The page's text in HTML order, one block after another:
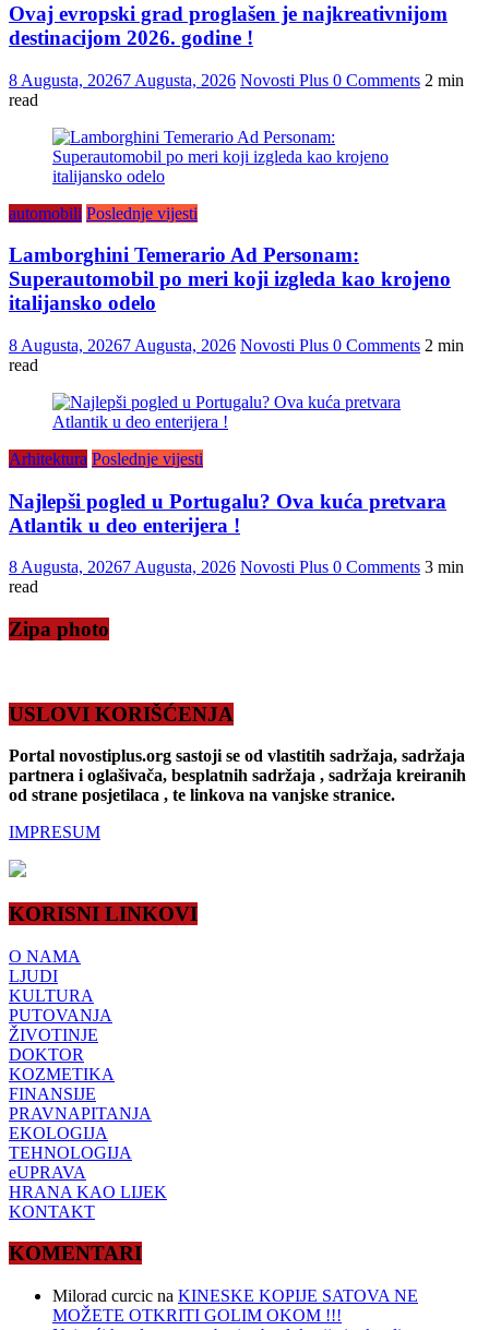
Ovaj evropski grad proglašen je najkreativnijom
destinacijom 2026. godine !
8 Augusta, 20267 Augusta, 2026 Novosti Plus 0 Comments 2 min
read
automobili Poslednje vijesti
Lamborghini Temerario Ad Personam:
Superautomobil po meri koji izgleda kao krojeno
italijansko odelo
8 Augusta, 20267 Augusta, 2026 Novosti Plus 0 Comments 2 min
read
Arhitektura Poslednje vijesti
Najlepši pogled u Portugalu? Ova kuća pretvara
Atlantik u deo enterijera !
8 Augusta, 20267 Augusta, 2026 Novosti Plus 0 Comments 3 min
read
Zipa photo
USLOVI KORIŠĆENJA
Portal novostiplus.org sastoji se od vlastitih sadržaja, sadržaja
partnera i oglašivača, besplatnih sadržaja , sadržaja kreiranih
od strane posjetilaca , te linkova na vanjske stranice.
IMPRESUM
KORISNI LINKOVI
O NAMA
LJUDI
KULTURA
PUTOVANJA
ŽIVOTINJE
DOKTOR
KOZMETIKA
FINANSIJE
PRAVNAPITANJA
EKOLOGIJA
TEHNOLOGIJA
eUPRAVA
HRANA KAO LIJEK
KONTAKT
KOMENTARI
Milorad curcic na KINESKE KOPIJE SATOVA NE
MOŽETE OTKRITI GOLIM OKOM !!!